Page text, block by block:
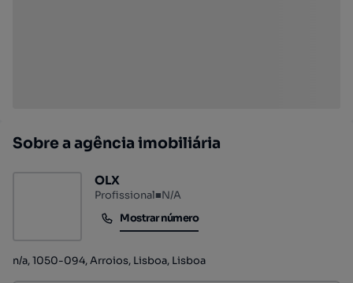
Sobre a agência imobiliária
OLX
Profissional■N/A
Mostrar número
Mostrar número
n/a, 1050-094, Arroios, Lisboa, Lisboa